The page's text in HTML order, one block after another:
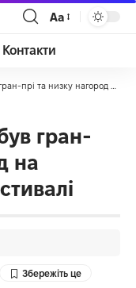
Аа
Контакти
нагород на всеукраїнському фестивалі
гран-
на